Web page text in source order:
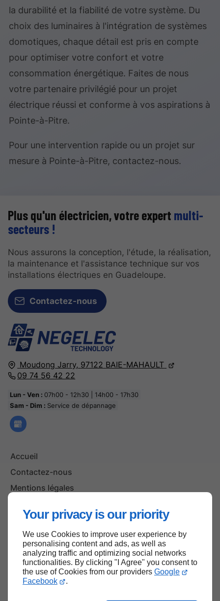
Your privacy is our priority
We use Cookies to improve user experience by
personalising content and ads, as well as
analyzing traffic and optimizing social networks
functionalities. By clicking "I Agree" you consent to
the use of Cookies from our providers Google
Facebook
.
la durabilité et la fiabilité de votre système. Du
choix des luminaires à l'intégration de systèmes
domotiques, chaque détail est pris en compte
pour optimiser votre confort et votre
consommation énergétique. Faites de nous
votre partenaire privilégié pour un projet
électrique réussi et conforme à vos aspirations à
Pointe-à-Pitre.
Pour une intervention rapide ou un projet sur
mesure à Pointe-à-Pitre, contactez-nous.
Moudong Jarry, 97122 BAIE-MAHAULT
09 74 56 42 22
Lun - Ven : 07h00 - 12h30 | 14h00 - 17h30
Sam - Dim : Service de dépannage
Accueil
Contactez-nous
Mentions légales
Plus qu'un électricien, votre expert multi-
secteurs !
Nous assurons la conception, l'étude, la réalisation,
la maintenance et l'assistance technique sur vos
installations électriques en Guadeloupe.
Contactez-nous
Haut de page